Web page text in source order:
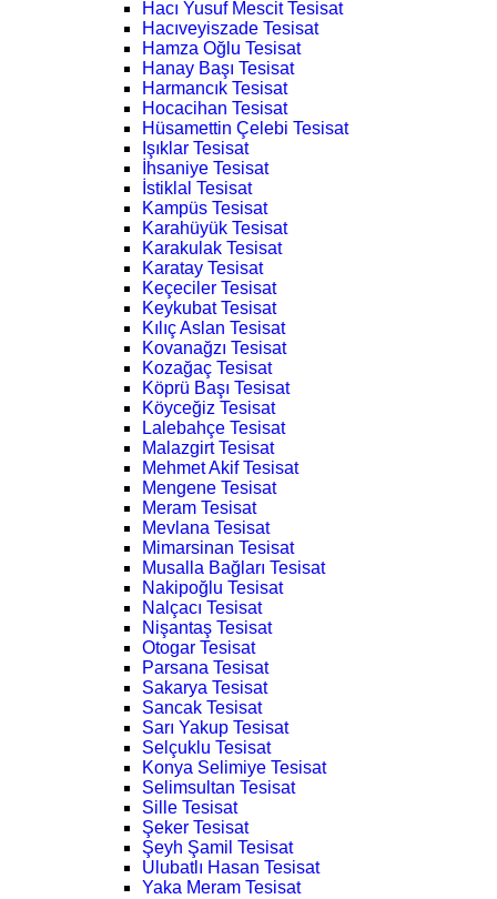
Hacı Yusuf Mescit Tesisat
Hacıveyiszade Tesisat
Hamza Oğlu Tesisat
Hanay Başı Tesisat
Harmancık Tesisat
Hocacihan Tesisat
Hüsamettin Çelebi Tesisat
Işıklar Tesisat
İhsaniye Tesisat
İstiklal Tesisat
Kampüs Tesisat
Karahüyük Tesisat
Karakulak Tesisat
Karatay Tesisat
Keçeciler Tesisat
Keykubat Tesisat
Kılıç Aslan Tesisat
Kovanağzı Tesisat
Kozağaç Tesisat
Köprü Başı Tesisat
Köyceğiz Tesisat
Lalebahçe Tesisat
Malazgirt Tesisat
Mehmet Akif Tesisat
Mengene Tesisat
Meram Tesisat
Mevlana Tesisat
Mimarsinan Tesisat
Musalla Bağları Tesisat
Nakipoğlu Tesisat
Nalçacı Tesisat
Nişantaş Tesisat
Otogar Tesisat
Parsana Tesisat
Sakarya Tesisat
Sancak Tesisat
Sarı Yakup Tesisat
Selçuklu Tesisat
Konya Selimiye Tesisat
Selimsultan Tesisat
Sille Tesisat
Şeker Tesisat
Şeyh Şamil Tesisat
Ulubatlı Hasan Tesisat
Yaka Meram Tesisat